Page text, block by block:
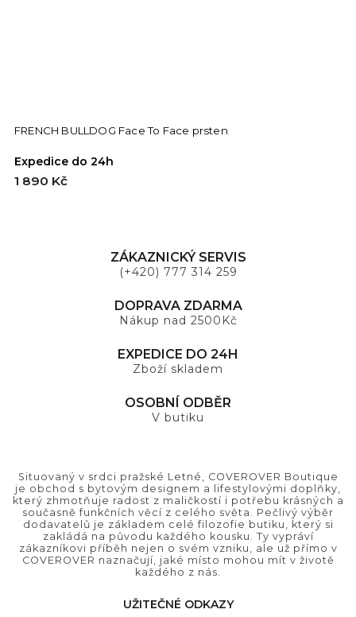
FRENCH BULLDOG Face To Face prsten
Expedice do 24h
1 890 Kč
ZÁKAZNICKÝ SERVIS
(+420) 777 314 259
DOPRAVA ZDARMA
Nákup nad 2500Kč
EXPEDICE DO 24H
Zboží skladem
OSOBNÍ ODBĚR
V butiku
Situovaný v srdci pražské Letné, COVEROVER Boutique
je obchod s bytovým designem a lifestylovými doplňky,
který zhmotňuje radost z maličkostí i potřebu krásných a
současně funkčních věcí z celého světa. Pečlivý výběr
dodavatelů je základem celé filozofie butiku, který si
zakládá na původu každého kousku. Ty vypráví
zákazníkovi příběh nejen o svém vzniku, ale už přímo v
COVEROVER naznačují, jaké místo mohou mít v životě
každého z nás.
UŽITEČNÉ ODKAZY